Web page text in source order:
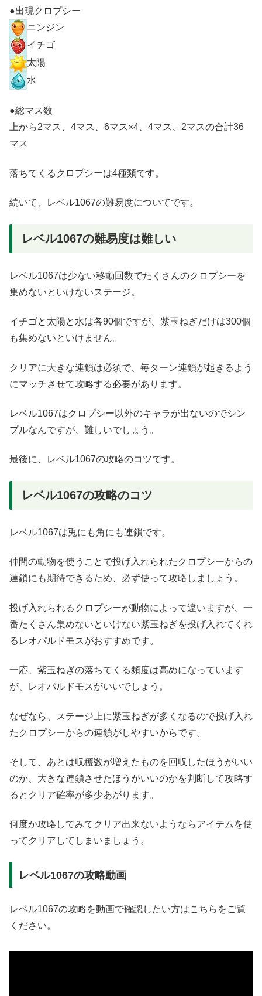
●出現クロプシー
ニンジン
イチゴ
太陽
水
●総マス数
上から2マス、4マス、6マス×4、4マス、2マスの合計36
マス
落ちてくるクロプシーは4種類です。
続いて、レベル1067の難易度についてです。
レベル1067の難易度は難しい
レベル1067は少ない移動回数でたくさんのクロプシーを
集めないといけないステージ。
イチゴと太陽と水は各90個ですが、紫玉ねぎだけは300個
も集めないといけません。
クリアに大きな連鎖は必須で、毎ターン連鎖が起きるよう
にマッチさせて攻略する必要があります。
レベル1067はクロプシー以外のキャラが出ないのでシン
プルなんですが、難しいでしょう。
最後に、レベル1067の攻略のコツです。
レベル1067の攻略のコツ
レベル1067は兎にも角にも連鎖です。
仲間の動物を使うことで投げ入れられたクロプシーからの
連鎖にも期待できるため、必ず使って攻略しましょう。
投げ入れられるクロプシーが動物によって違いますが、一
番たくさん集めないといけない紫玉ねぎを投げ入れてくれ
るレオパルドモスがおすすめです。
一応、紫玉ねぎの落ちてくる頻度は高めになっています
が、レオパルドモスがいいでしょう。
なぜなら、ステージ上に紫玉ねぎが多くなるので投げ入れ
たクロプシーからの連鎖がしやすいからです。
そして、あとは収穫数が増えたものを回収したほうがいい
のか、大きな連鎖させたほうがいいのかを判断して攻略す
るとクリア確率が多少あがります。
何度か攻略してみてクリア出来ないようならアイテムを使
ってクリアしてしまいましょう。
レベル1067の攻略動画
レベル1067の攻略を動画で確認したい方はこちらをご覧
ください。